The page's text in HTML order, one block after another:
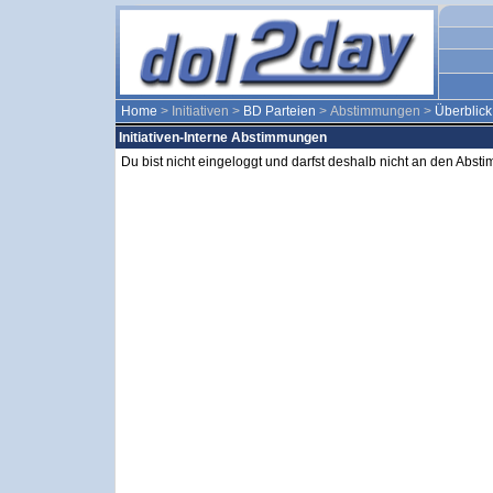
Home > Initiativen > BD Parteien > Abstimmungen > Überblick
Initiativen-Interne Abstimmungen
Du bist nicht eingeloggt und darfst deshalb nicht an den